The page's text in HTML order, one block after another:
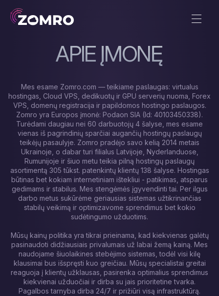
APIE ĮMONĘ
Mes esame Zomro.com — teikiame paslaugas: virtualus
hostingas, Cloud VPS, dedikuotų ir GPU serverių nuoma, Forex
VPS, domenų registracija ir papildomos hostingo paslaugos.
Zomro yra Europos įmonė: Podaon SIA (Id: 40103450338).
Turėdami daugiau nei 60 darbuotojų 4 šalyse, mes esame
vienas iš pagrindinių sparčiai augančių hostingų paslaugų
teikėjų pasaulyje. Zomro pradėjo savo kelią 2014 metais
Ukrainoje, o dabar turi filialus Latvijoje, Nyderlanduose,
Rumunijoje ir šiuo metu teikia pilną hostingų paslaugų
asortimentą 305 tūkst. patenkintų klientų 138 šalyse. Hostingas
būtinas bet kokiam internetiniam ištekliui - patikimas, atsparus
gedimams ir stabilus. Mes stengėmės įgyvendinti tai. Per ilgus
darbo metus sukūrėme geriausias sistemas užtikrinančias
stabilų veikimą ir optimizavome sprendimus bet kokio
sudėtingumo užduotims.
Mūsų kainų politika yra tikrai prieinama, kad kiekvienas galėtų
pasinaudoti didžiausiais privalumais už labai žemą kainą. Mes
naudojame šiuolaikines stebėjimo sistemas, todėl visi kilę
klausimai bus išspręsti kuo greičiau. Mūsų specialistai greitai
reaguoja į klientų užklausas, pasirenka optimalius sprendimus
kiekvienai užduočiai ir dirba su jais prioritetine tvarka.
Pagalbos tarnyba dirba 24/7 ir prižiūri visą infrastruktūrą.